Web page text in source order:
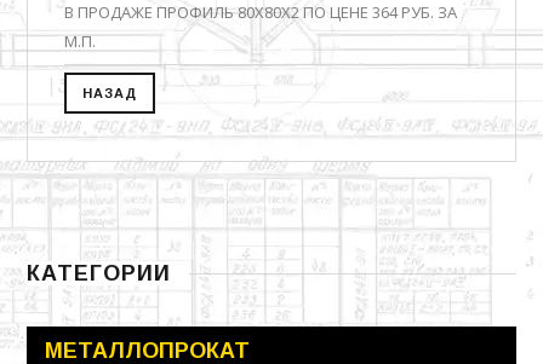
В ПРОДАЖЕ ПРОФИЛЬ 80Х80Х2 ПО ЦЕНЕ 364 РУБ. ЗА
М.П.
КАТЕГОРИИ
МЕТАЛЛОПРОКАТ